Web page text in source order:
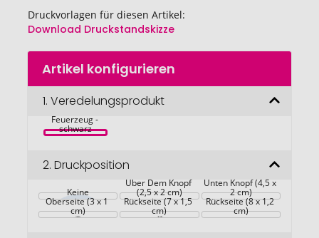
Druckvorlagen für diesen Artikel:
Download Druckstandskizze
Zum
Anfang
Bildgalerie
Artikel konfigurieren
1. Veredelungsprodukt
Großes
Feuerzeug -
schwarz
2. Druckposition
Keine
Über Dem Knopf
(2,5 x 2 cm)
Unten Knopf (4,5 x
2 cm)
Oberseite (3 x 1
cm)
Rückseite (7 x 1,5
cm)
Rückseite (8 x 1,2
cm)